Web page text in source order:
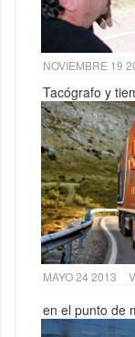
NOVIEMBRE 19
Tacógrafo y
MAYO 24 2013
en el punto de